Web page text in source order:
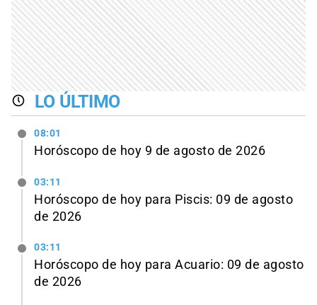
LO ÚLTIMO
08:01
Horóscopo de hoy 9 de agosto de 2026
03:11
Horóscopo de hoy para Piscis: 09 de agosto
de 2026
03:11
Horóscopo de hoy para Acuario: 09 de agosto
de 2026